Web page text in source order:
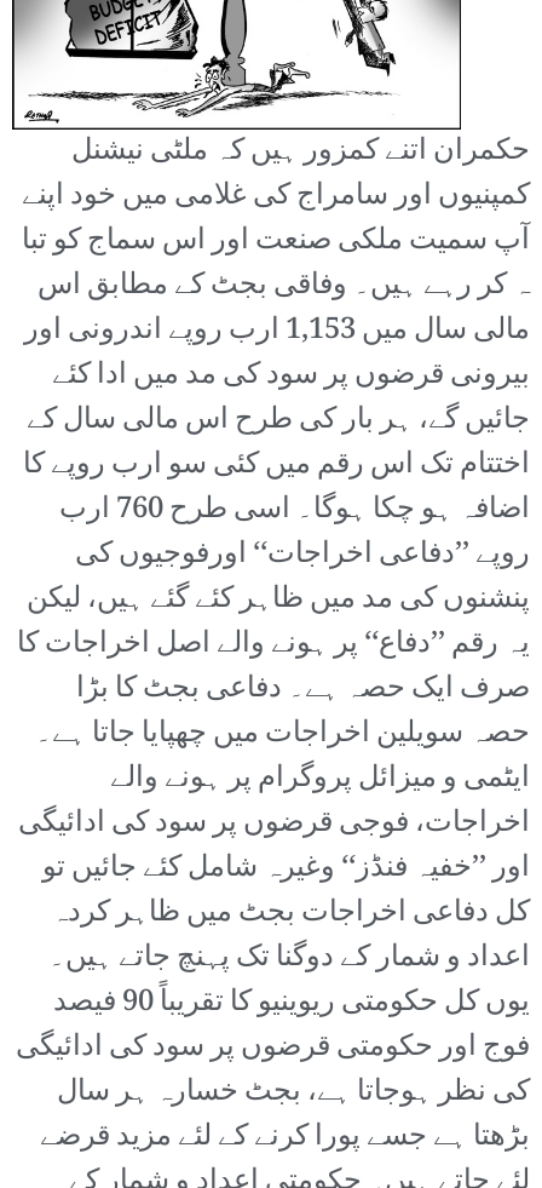
حکمران اتنے کمزور ہیں کہ ملٹی نیشنل
کمپنیوں اور سامراج کی غلامی میں خود اپنے
آپ سمیت ملکی صنعت اور اس سماج کو تبا
ہ کر رہے ہیں۔ وفاقی بجٹ کے مطابق اس
مالی سال میں 1,153 ارب روپے اندرونی اور
بیرونی قرضوں پر سود کی مد میں ادا کئے
جائیں گے، ہر بار کی طرح اس مالی سال کے
اختتام تک اس رقم میں کئی سو ارب روپے کا
اضافہ ہو چکا ہوگا۔ اسی طرح 760 ارب
روپے ’’دفاعی اخراجات‘‘ اورفوجیوں کی
پنشنوں کی مد میں ظاہر کئے گئے ہیں، لیکن
یہ رقم ’’دفاع‘‘ پر ہونے والے اصل اخراجات کا
صرف ایک حصہ ہے۔ دفاعی بجٹ کا بڑا
حصہ سویلین اخراجات میں چھپایا جاتا ہے۔
ایٹمی و میزائل پروگرام پر ہونے والے
اخراجات، فوجی قرضوں پر سود کی ادائیگی
اور ’’خفیہ فنڈز‘‘ وغیرہ شامل کئے جائیں تو
کل دفاعی اخراجات بجٹ میں ظاہر کردہ
اعداد و شمار کے دوگنا تک پہنچ جاتے ہیں۔
یوں کل حکومتی ریوینیو کا تقریباً 90 فیصد
فوج اور حکومتی قرضوں پر سود کی ادائیگی
کی نظر ہوجاتا ہے، بجٹ خسارہ ہر سال
بڑھتا ہے جسے پورا کرنے کے لئے مزید قرضے